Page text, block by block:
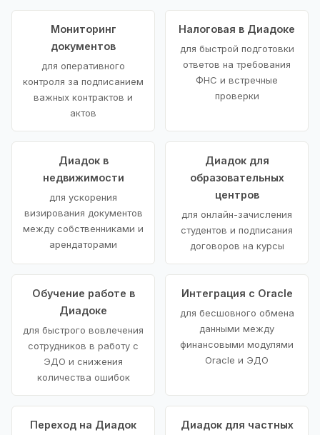
Мониторинг
документов
для оперативного
контроля за подписанием
важных контрактов и
актов
Налоговая в Диадоке
для быстрой подготовки
ответов на требования
ФНС и встречные
проверки
Диадок в
недвижимости
для ускорения
визирования документов
между собственниками и
арендаторами
Диадок для
образовательных
центров
для онлайн-зачисления
студентов и подписания
договоров на курсы
Обучение работе в
Диадоке
для быстрого вовлечения
сотрудников в работу с
ЭДО и снижения
количества ошибок
Интеграция с Oracle
для бесшовного обмена
данными между
финансовыми модулями
Oracle и ЭДО
Переход на Диадок
Диадок для частных